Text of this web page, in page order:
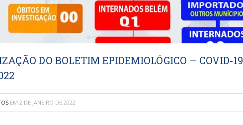
DO BOLETIM EPIDEMIOLÓGICO – COVID-19
EM 2 DE JANEIRO DE 2022